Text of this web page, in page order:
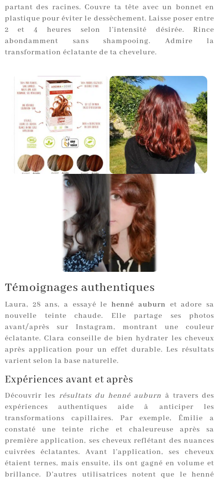
partant des racines. Couvre ta tête avec un bonnet en
plastique pour éviter le dessèchement. Laisse poser entre
2 et 4 heures selon l’intensité désirée. Rince
abondamment sans shampooing. Admire la
transformation éclatante de ta chevelure.
Témoignages authentiques
Laura, 28 ans, a essayé lehenné auburn et adore sa
nouvelle teinte chaude. Elle partage ses photos
avant/après sur Instagram, montrant une couleur
éclatante. Clara conseille de bien hydrater les cheveux
après application pour un effet durable. Les résultats
varient selon la base naturelle.
Expériences avant et après
Découvrir les résultats du henné auburn à travers des
expériences authentiques aide à anticiper les
transformations capillaires. Par exemple, Émilie a
constaté une teinte riche et chaleureuse après sa
première application, ses cheveux reflétant des nuances
cuivrées éclatantes. Avant l’application, ses cheveux
étaient ternes, mais ensuite, ils ont gagné en volume et
brillance. D’autres utilisatrices notent que le henné